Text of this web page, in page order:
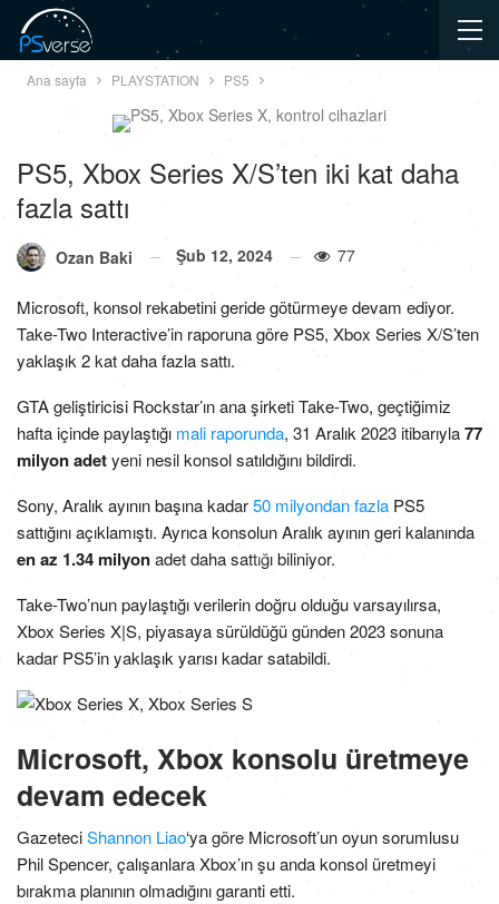
Ana sayfa PLAYSTATION PS5
PS5, Xbox Series X/S’ten iki kat daha
fazla sattı
Ozan Baki Şub 12, 2024 77
Microsoft, konsol rekabetini geride götürmeye devam ediyor.
Take-Two Interactive’in raporuna göre PS5, Xbox Series X/S’ten
yaklaşık 2 kat daha fazla sattı.
GTA geliştiricisi Rockstar’ın ana şirketi Take-Two, geçtiğimiz
hafta içinde paylaştığı mali raporunda, 31 Aralık 2023 itibarıyla77
milyon adetyeni nesil konsol satıldığını bildirdi.
Sony, Aralık ayının başına kadar50 milyondan fazla PS5
sattığını açıklamıştı. Ayrıca konsolun Aralık ayının geri kalanında
en az 1.34 milyonadet daha sattığı biliniyor.
Take-Two’nun paylaştığı verilerin doğru olduğu varsayılırsa,
Xbox Series X|S, piyasaya sürüldüğü günden 2023 sonuna
kadar PS5’in yaklaşık yarısı kadar satabildi.
Microsoft, Xbox konsolu üretmeye
devam edecek
GazeteciShannon Liao‘ya göre Microsoft’un oyun sorumlusu
Phil Spencer, çalışanlara Xbox’ın şu anda konsol üretmeyi
bırakma planının olmadığını garanti etti.